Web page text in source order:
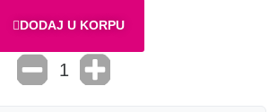
DODAJ U KORPU